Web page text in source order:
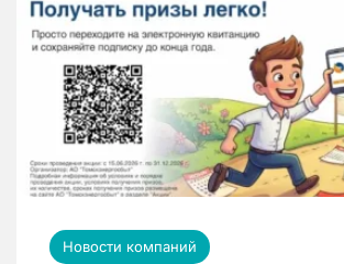
Новости компаний